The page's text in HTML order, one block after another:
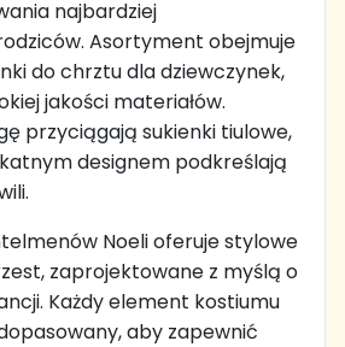
najbardziej
Asortyment obejmuje
do chrztu dla dziewczynek,
jakości materiałów.
przyciągają sukienki tiulowe,
designem podkreślają
Noeli oferuje stylowe
zaprojektowane z myślą o
Każdy element kostiumu
aby zapewnić